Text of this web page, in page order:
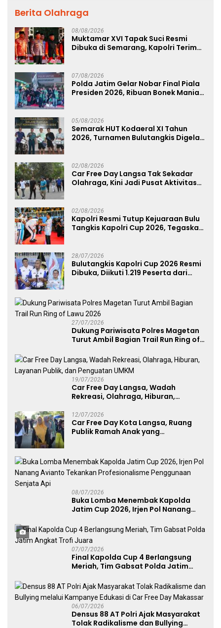
Berita Olahraga
08/08/2026
Muktamar XVI Tapak Suci Resmi
Dibuka di Semarang, Kapolri Terima
07/08/2026
Polda Jatim Gelar Nobar Final Piala
Presiden 2026, Ribuan Bonek Mania
05/08/2026
Semarak HUT Kodaeral XI Tahun
2026, Turnamen Bulutangkis Digelar
02/08/2026
Car Free Day Langsa Tak Sekadar
Olahraga, Kini Jadi Pusat Aktivitas
02/08/2026
Kapolri Resmi Tutup Kejuaraan Bulu
Tangkis Kapolri Cup 2026, Tegaskan
28/07/2026
Bulutangkis Kapolri Cup 2026 Resmi
Dibuka, Diikuti 1.219 Peserta dari
27/07/2026
Dukung Pariwisata Polres Magetan
Turut Ambil Bagian Trail Run Ring of
19/07/2026
Car Free Day Langsa, Wadah
Rekreasi, Olahraga, Hiburan,
UMKM
12/07/2026
Car Free Day Kota Langsa, Ruang
Publik Ramah Anak yang
08/07/2026
Buka Lomba Menembak Kapolda
Jatim Cup 2026, Irjen Pol Nanang
Penggunaan Senjata Api
07/07/2026
Final Kapolda Cup 4 Berlangsung
Meriah, Tim Gabsat Polda Jatim
06/07/2026
Densus 88 AT Polri Ajak Masyarakat
Tolak Radikalisme dan Bullying